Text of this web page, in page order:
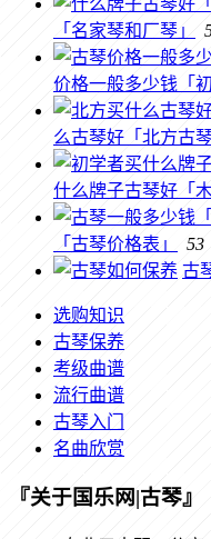
「名家琴和厂琴」
价格一般多少钱「
么古琴好「北方古
什么牌子古琴好「
「古琴价格表」
53
古
选购知识
古琴保养
考级曲谱
流行曲谱
古琴入门
名曲欣赏
『关于国乐网|古琴』